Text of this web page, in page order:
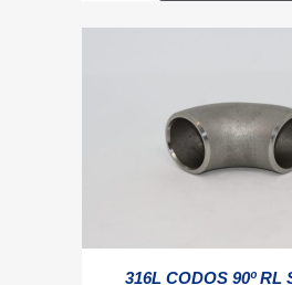
316L CODOS 90º RL